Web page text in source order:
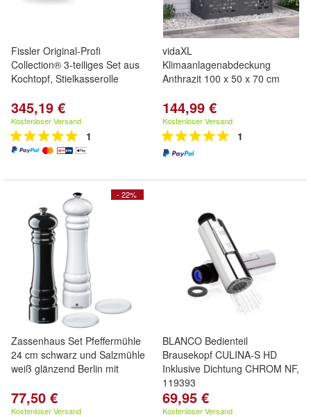
Fissler Original-Profi
Collection® 3-teiliges Set aus
Kochtopf, Stielkasserolle
345,19 €
Kostenloser Versand
1
vidaXL
Klimaanlagenabdeckung
Anthrazit 100 x 50 x 70 cm
144,99 €
Kostenloser Versand
1
- 22%
Zassenhaus Set Pfeffermühle
24 cm schwarz und Salzmühle
weiß glänzend Berlin mit
77,50 €
Kostenloser Versand
BLANCO Bedienteil
Brausekopf CULINA-S HD
Inklusive Dichtung CHROM NF,
119393
69,95 €
Kostenloser Versand